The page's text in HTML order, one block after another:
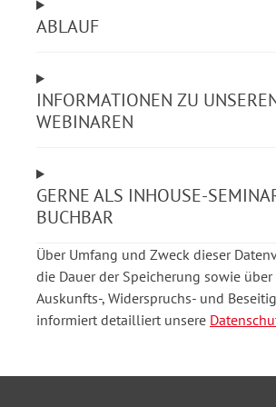
Konkrete Indikatoren nutzen, um
gestalten
Organisation anwenden können.
Warum das Thema gerade jetzt
Steigender Druck durch
hohe Arbeitsbelastung
Wachsende Anforderungen an
Zusammenarbeit
ABLAUF
INFORMATIONEN ZU
WEBINAREN
GERNE ALS INHOUSE-
BUCHBAR
Über Umfang und Zweck dieser
die Dauer der Speicherung sowie
Auskunfts-, Widerspruchs- und
informiert detailliert unsere